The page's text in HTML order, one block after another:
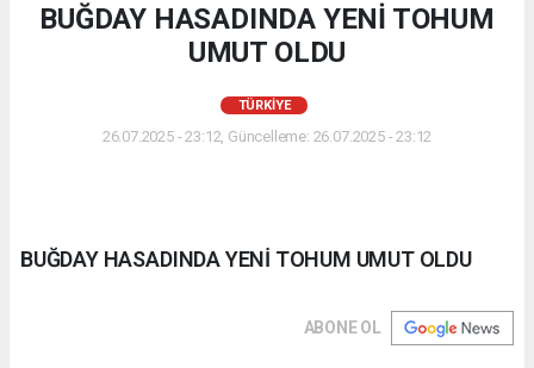
BUĞDAY HASADINDA YENİ TOHUM
UMUT OLDU
TÜRKIYE
26.07.2025 - 23:12, Güncelleme: 26.07.2025 - 23:12
BUĞDAY HASADINDA YENİ TOHUM UMUT OLDU
ABONE OL